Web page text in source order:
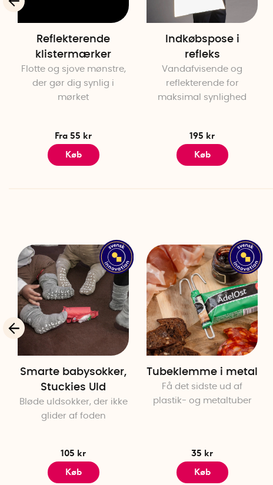
Reflekterende
klistermærker
Flotte og sjove mønstre,
der gør dig synlig i
mørket
Fra 55 kr
Køb
Indkøbspose i
refleks
Vandafvisende og
reflekterende for
maksimal synlighed
195 kr
Køb
Smarte babysokker,
Stuckies Uld
Bløde uldsokker, der ikke
glider af foden
105 kr
Køb
Tubeklemme i metal
Få det sidste ud af
plastik- og metaltuber
35 kr
Køb